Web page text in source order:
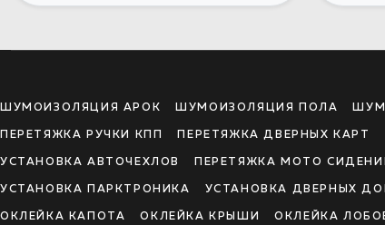
ШУМОИЗОЛЯЦИЯ АРОК ШУМОИЗОЛЯЦИЯ ПОЛА
ПЕРЕТЯЖКА РУЧКИ КПП ПЕРЕТЯЖКА ДВЕРНЫХ КАРТ
УСТАНОВКА АВТОЧЕХЛОВ ПЕРЕТЯЖКА МОТО
УСТАНОВКА ПАРКТРОНИКА УСТАНОВКА ДВЕРНЫХ
ОКЛЕЙКА КАПОТА ОКЛЕЙКА КРЫШИ ОКЛЕЙКА